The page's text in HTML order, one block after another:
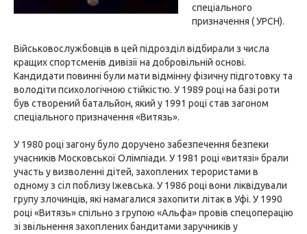
спеціального
призначення ( УРСН).
Військовослужбовців в цей підрозділ відбирали з числа
кращих спортсменів дивізії на добровільній основі.
Кандидати повинні були мати відмінну фізичну підготовку та
володіти психологічною стійкістю. У 1989 році на базі роти
був створений батальйон, який у 1991 році став загоном
спеціального призначення «Витязь».
У 1980 році загону було доручено забезпечення безпеки
учасників Московської Олімпіади. У 1981 році «витязі» брали
участь у визволенні дітей, захоплених терористами в
одному з сіл поблизу Іжевська. У 1986 році вони ліквідували
групу злочинців, які намагалися захопити літак в Уфі. У 1990
році «Витязь» спільно з групою «Альфа» провів спецоперацію
зі звільнення захоплених бандитами заручників у